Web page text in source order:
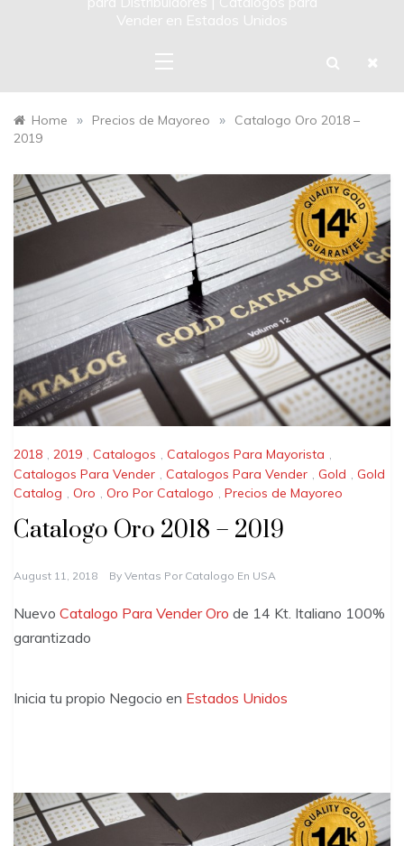
Vender en Estados Unidos
Home » Precios de Mayoreo »
Catalogo Oro 2018 –
2019
2018 , 2019 , Catalogos , Catalogos Para Mayorista ,
Catalogos Para Vender , Catalogos Para Vender , Gold , Gold
Catalog , Oro , Oro Por Catalogo , Precios de Mayoreo
Catalogo Oro 2018 – 2019
August 11, 2018 By Ventas Por Catalogo En USA
Nuevo Catalogo Para Vender Oro de 14 Kt. Italiano 100%
garantizado
Inicia tu propio Negocio en Estados Unidos